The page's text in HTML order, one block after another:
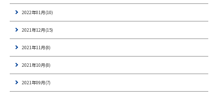
2022年01月(10)
2021年12月(15)
2021年11月(8)
2021年10月(8)
2021年09月(7)